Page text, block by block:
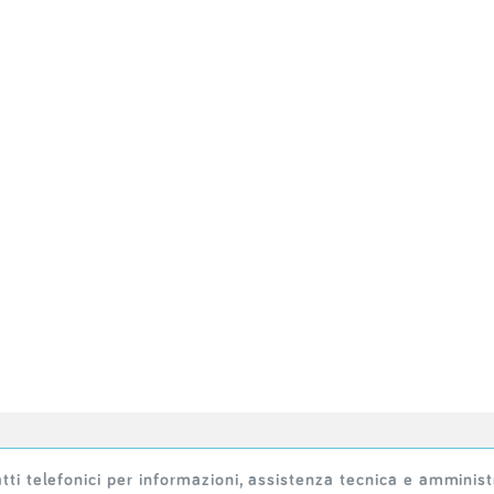
telefonici per informazioni, assistenza tecnica e